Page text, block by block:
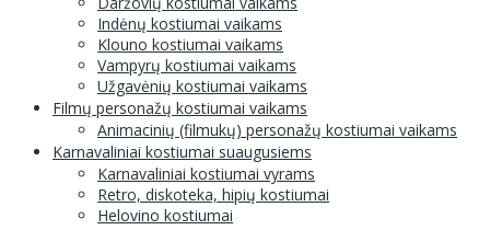
Indėnų kostiumai vaikams
Klouno kostiumai vaikams
Vampyrų kostiumai vaikams
Užgavėnių kostiumai vaikams
Filmų personažų kostiumai vaikams
Animacinių (filmukų) personažų kostiumai vaikams
Karnavaliniai kostiumai suaugusiems
Karnavaliniai kostiumai vyrams
Retro, diskoteka, hipių kostiumai
Helovino kostiumai